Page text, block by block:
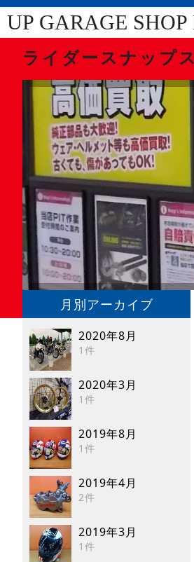
UP GARAGE SHOP
ライダースナップ
月別アーカイブ
2020年8月
1件
2020年3月
1件
2019年8月
1件
2019年4月
2件
2019年3月
1件